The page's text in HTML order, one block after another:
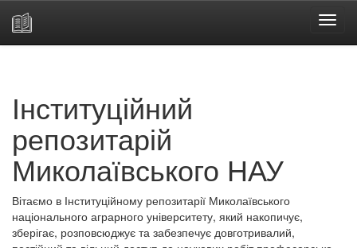
Інституційний
репозитарій
Миколаївського НАУ
Вітаємо в Інституційному репозитарії Миколаївського
національного аграрного університету, який накопичує,
зберігає, розповсюджує та забезпечує довготривалий,